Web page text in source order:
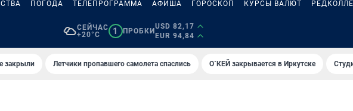
ПОГОДА ТЕЛЕПРОГРАММА АФИША ГОРОСКОП КУРСЫ ВАЛЮТ
СЕЙЧАС
+20°C
1 ПРОБКИ
USD 82,17
EUR 94,84
закрыли Летчики пропавшего самолета спаслись О`КЕЙ закрывается в Иркутске